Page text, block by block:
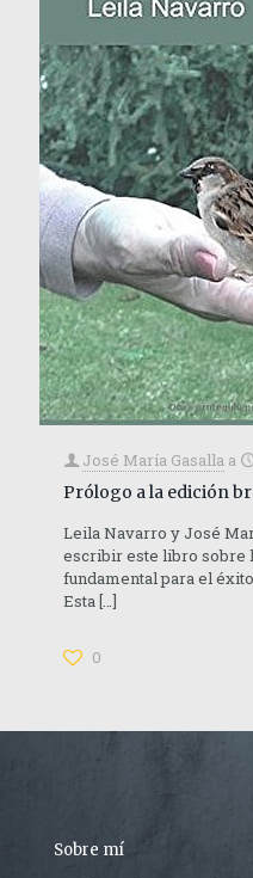
José María Gasalla a
Prólogo a la edición
Leila Navarro y José
escribir este libro sobre
fundamental para el
Esta[…]
0
Sobre mí